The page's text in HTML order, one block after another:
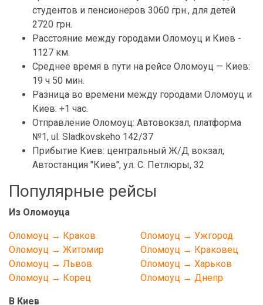
студентов и пенсионеров 3060 грн., для детей
2720 грн.
Расстояние между городами Оломоуц и Киев -
1127 км.
Среднее время в пути на рейсе Оломоуц — Киев:
19 ч 50 мин.
Разница во времени между городами Оломоуц и
Киев: +1 час.
Отправление Оломоуц: Автовокзал, платформа
№1, ul. Sladkovskeho 142/37
Прибытие Киев: центральный Ж/Д вокзал,
Автостанция "Киев", ул. С. Петлюры, 32
Популярные рейсы
Из Оломоуца
Оломоуц → Краков
Оломоуц → Житомир
Оломоуц → Львов
Оломоуц → Корец
Оломоуц → Ужгород
Оломоуц → Краковец
Оломоуц → Харьков
Оломоуц → Днепр
В Киев